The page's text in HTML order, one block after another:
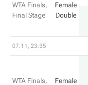
WTA Finals,
Final Stage
Female
Double
07.11, 23:35
WTA Finals,
Female